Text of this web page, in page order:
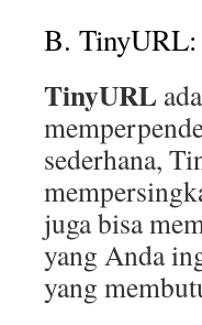
B. TinyURL:
TinyURL
sederhana,
juga bisa
yang Anda
yang